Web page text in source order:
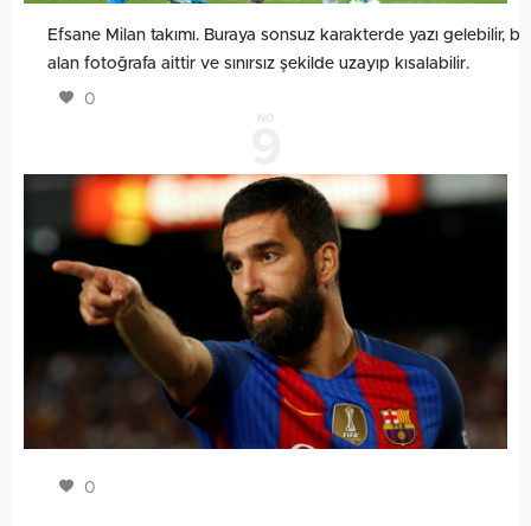
Efsane Milan takımı. Buraya sonsuz karakterde yazı gelebilir, bu
alan fotoğrafa aittir ve sınırsız şekilde uzayıp kısalabilir.
0
NO
0